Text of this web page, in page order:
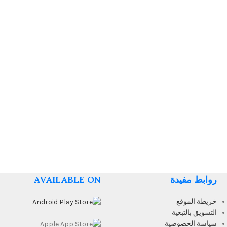
روابط مفيدة
خريطة الموقع
التسويق بالتبعية
سياسة الخصوصية
AVAILABLE ON